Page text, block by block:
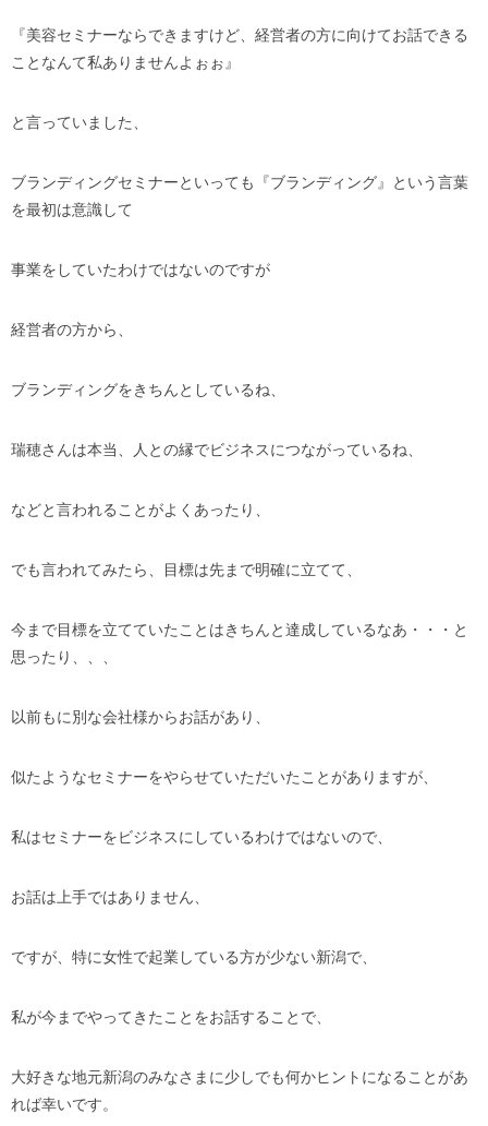
『美容セミナーならできますけど、経営者の方に向けてお話できる
ことなんて私ありませんよぉぉ』
と言っていました、
ブランディングセミナーといっても『ブランディング』という言葉
を最初は意識して
事業をしていたわけではないのですが
経営者の方から、
ブランディングをきちんとしているね、
瑞穂さんは本当、人との縁でビジネスにつながっているね、
などと言われることがよくあったり、
でも言われてみたら、目標は先まで明確に立てて、
今まで目標を立てていたことはきちんと達成しているなあ・・・と
思ったり、、、
以前もに別な会社様からお話があり、
似たようなセミナーをやらせていただいたことがありますが、
私はセミナーをビジネスにしているわけではないので、
お話は上手ではありません、
ですが、特に女性で起業している方が少ない新潟で、
私が今までやってきたことをお話することで、
大好きな地元新潟のみなさまに少しでも何かヒントになることがあ
れば幸いです。